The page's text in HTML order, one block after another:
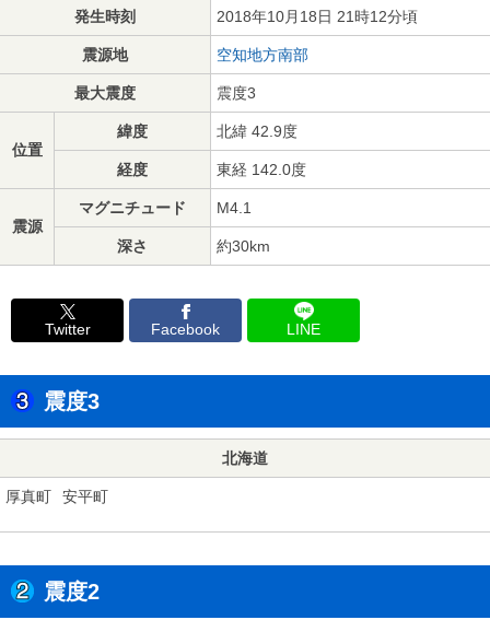
発生時刻 2018年10月18日 21時12分頃
震源地 空知地方南部
最大震度 震度3
位置
緯度 北緯 42.9度
経度 東経 142.0度
震源
マグニチュード M4.1
深さ 約30km
Twitter Facebook LINE
震度3
北海道
厚真町 安平町
震度2